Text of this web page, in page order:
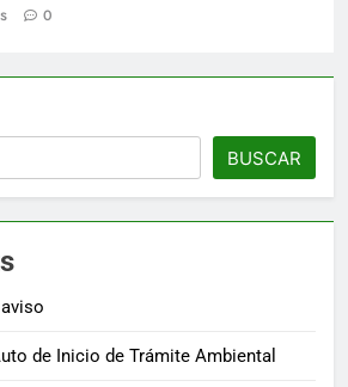
0
BUSCAR
de Inicio de Trámite Ambiental